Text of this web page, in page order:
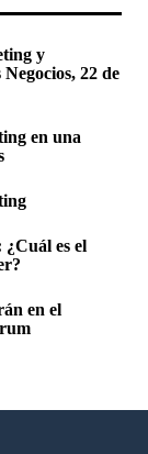
y
22 de
en una
es el
en el